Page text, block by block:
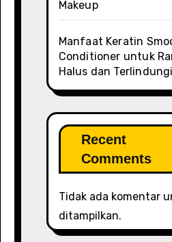
Makeup
Manfaat Keratin
Conditioner untuk
Halus dan Terlindungi
Recent
Comments
Tidak ada komentar
ditampilkan.